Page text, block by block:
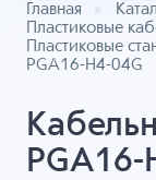
Главная
Пластиковые
Пластиковые
PGA16-H4-04G
PGA16-